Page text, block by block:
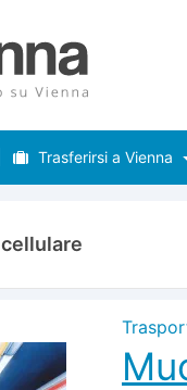
Trasferirsi a Vienna
cellulare